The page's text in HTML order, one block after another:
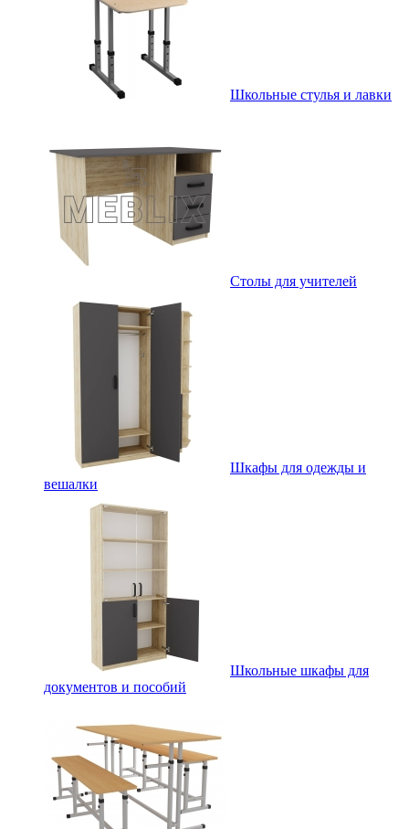
Школьные стулья и лавки
Столы для учителей
Шкафы для одежды и
вешалки
Школьные шкафы для
документов и пособий